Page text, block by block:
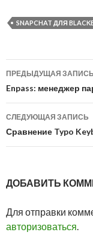
SNAPCHAT ДЛЯ
Навигация
по
записям
ПРЕДЫДУЩАЯ ЗАПИСЬ
Enpass: менеджер
СЛЕДУЮЩАЯ ЗАПИСЬ
Сравнение Typo
ДОБАВИТЬ
Для отправки
авторизоваться